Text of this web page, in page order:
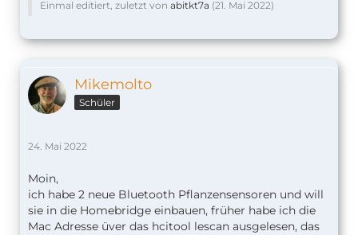
Einmal editiert, zuletzt von abitkt7a (21. Mai 2022)
Mikemolto
Schüler
24. Mai 2022
Moin,
ich habe 2 neue Bluetooth Pflanzensensoren und will
sie in die Homebridge einbauen, früher habe ich die
Mac Adresse üver das hcitool lescan ausgelesen, das